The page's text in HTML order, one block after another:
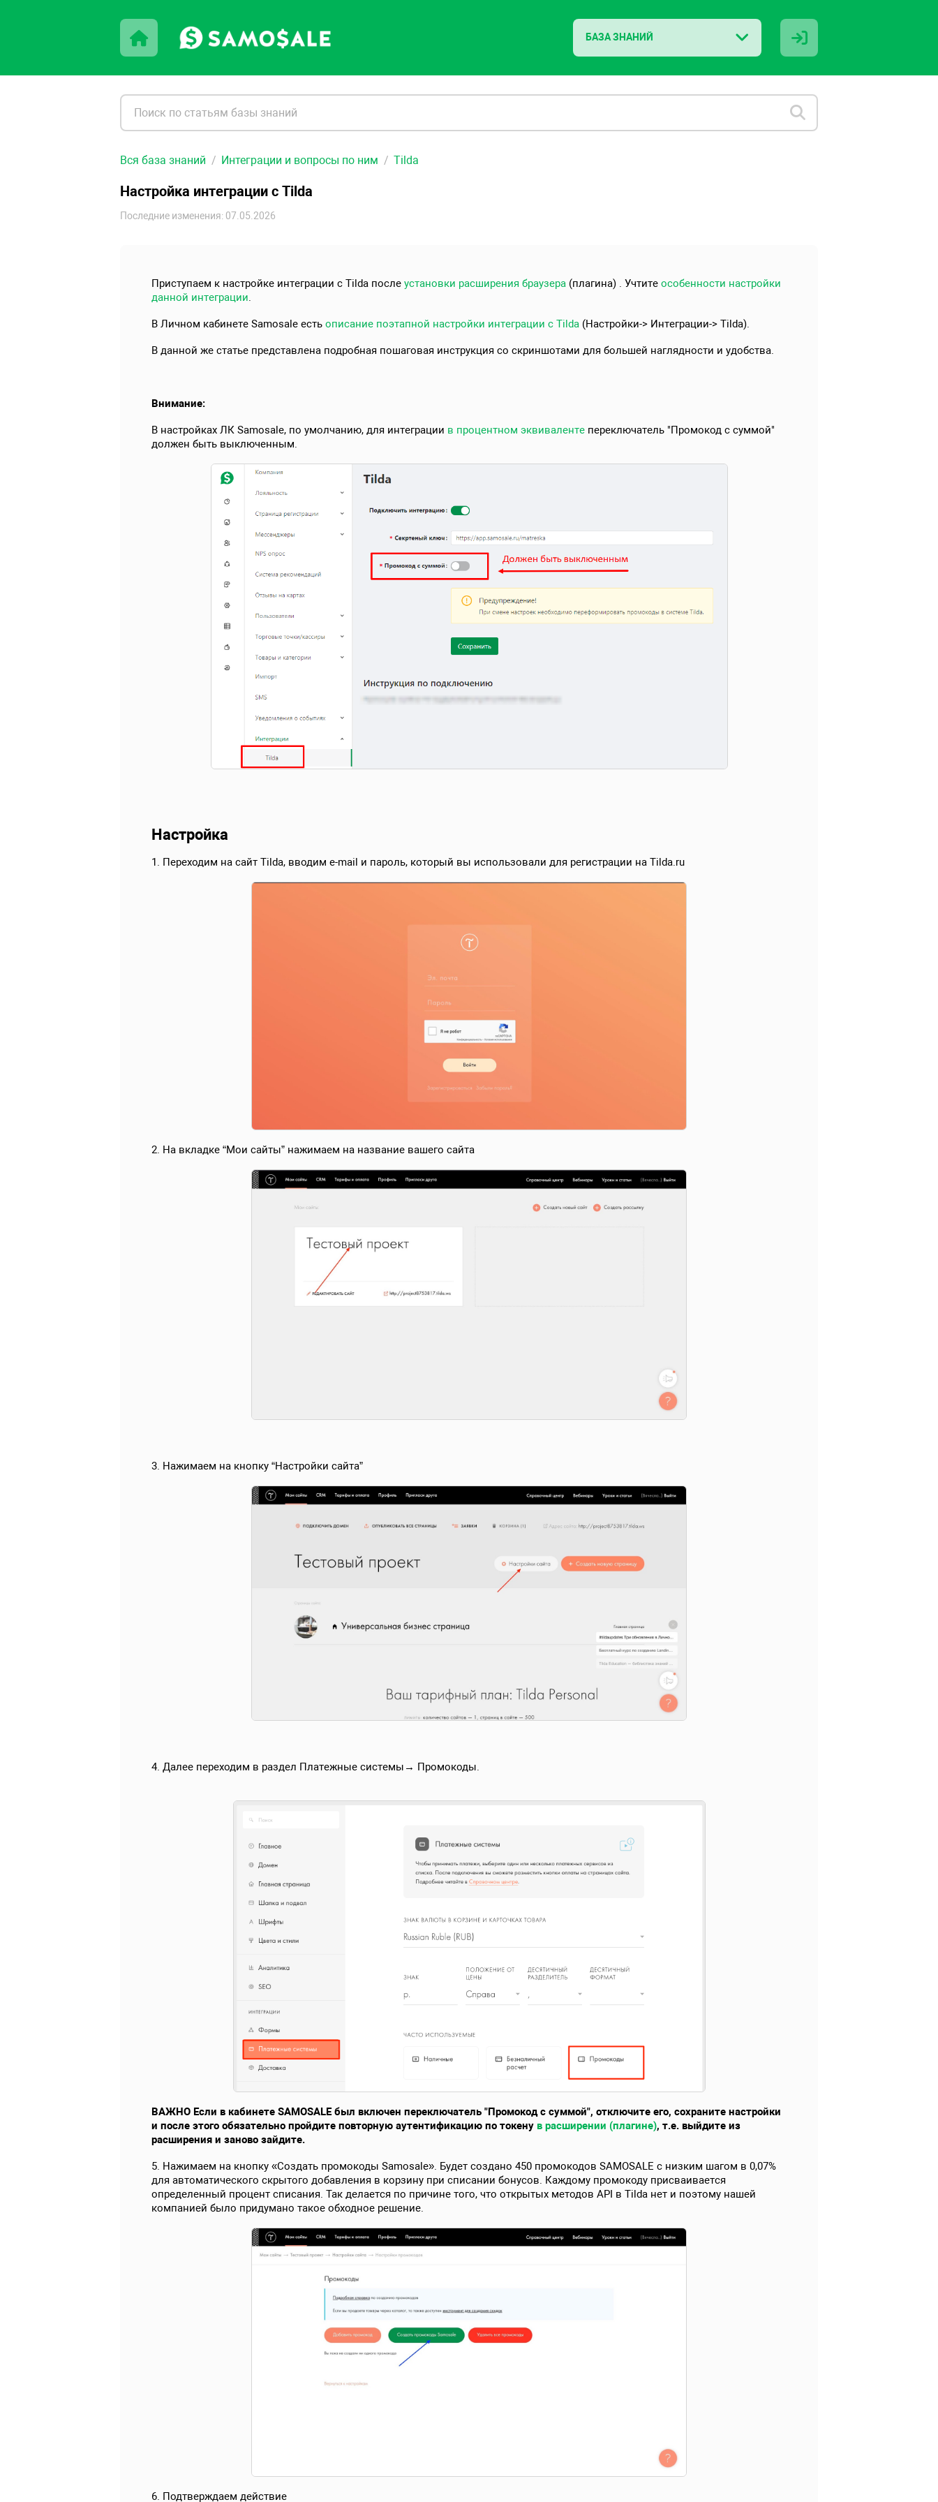
БАЗА ЗНАНИЙ
Вся база знаний Интеграции и вопросы по ним Tilda
Настройка интеграции с Tilda
Последние изменения: 07.05.2026
Приступаем к настройке интеграции с Tilda после установки расширения браузера (плагина) . Учтите особенности настройки
данной интеграции.
В Личном кабинете Samosale есть описание поэтапной настройки интеграции с Tilda (Настройки-> Интеграции-> Tilda).
В данной же статье представлена подробная пошаговая инструкция со скриншотами для большей наглядности и удобства.
Внимание:
В настройках ЛК Samosale, по умолчанию, для интеграции в процентном эквиваленте переключатель "Промокод с суммой"
должен быть выключенным.
Настройка
1. Переходим на сайт Tilda, вводим e-mail и пароль, который вы использовали для регистрации на Tilda.ru
2. На вкладке “Мои сайты” нажимаем на название вашего сайта
3. Нажимаем на кнопку “Настройки сайта”
4. Далее переходим в раздел Платежные системы→ Промокоды.
ВАЖНО Если в кабинете SAMOSALE был включен переключатель "Промокод с суммой", отключите его, сохраните настройки
и после этого обязательно пройдите повторную аутентификацию по токену в расширении (плагине), т.е. выйдите из
расширения и заново зайдите.
5. Нажимаем на кнопку «Создать промокоды Samosale». Будет создано 450 промокодов SAMOSALE с низким шагом в 0,07%
для автоматического скрытого добавления в корзину при списании бонусов. Каждому промокоду присваивается
определенный процент списания. Так делается по причине того, что открытых методов API в Tilda нет и поэтому нашей
компанией было придумано такое обходное решение.
6. Подтверждаем действие